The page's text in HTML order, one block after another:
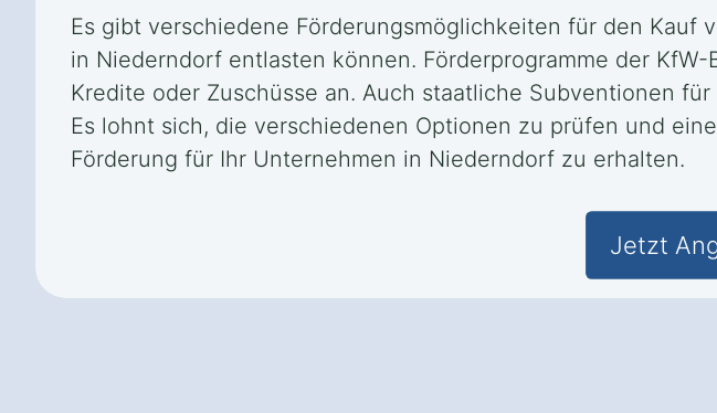
Es gibt verschiedene Förderungsmöglichkeiten für den
in Niederndorf entlasten können. Förderprogramme der
Kredite oder Zuschüsse an. Auch staatliche Subventionen
Es lohnt sich, die verschiedenen Optionen zu prüfen und
Förderung für Ihr Unternehmen in Niederndorf zu erhalten.
Jetzt